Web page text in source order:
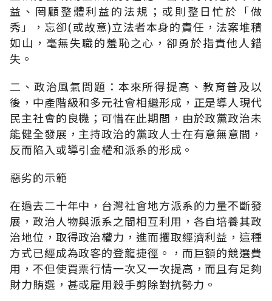
益、罔顧整體利益的法規；或則整日忙於「做
秀」，忘卻(或故意)立法者本身的責任，法案堆積
如山，毫無失職的羞恥之心，卻勇於指責他人錯
失。
二、政治風氣問題：本來所得提高、教育普及以
後，中產階級和多元社會相繼形成，正是導人現代
民主社會的良機；可惜在此期間，由於政黨政治未
能健全發展，主持政治的黨政人士在有意無意間，
反而陷入或導引金權和派系的形成。
惡劣的示範
在過去二十年中，台灣社會地方派系的力量不斷發
展，政治人物與派系之間相互利用，各自培養其政
治地位，取得政治權力，進而攫取經濟利益，這種
方式已經成為政客的登龍捷徑。，而巨額的競選費
用，不但使買票行情一次又一次提高，而且有足夠
財力賄選，甚或雇用殺手剪除對抗勢力。